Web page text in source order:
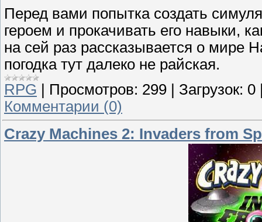
Перед вами попытка создать
героем и прокачивать его навыки,
на сей раз рассказывается о мире
погодка тут далеко не райская.
RPG | Просмотров: 299 | Загрузок: 0
Комментарии (0)
Crazy Machines 2: Invaders from